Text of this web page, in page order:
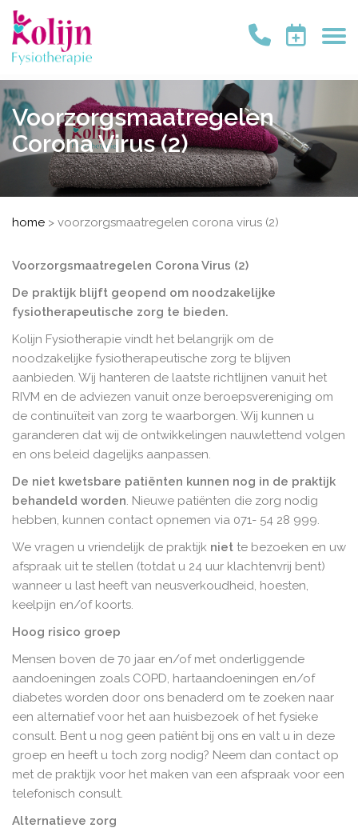
Voorzorgsmaatregelen
Corona Virus (2)
home > voorzorgsmaatregelen corona virus (2)
Voorzorgsmaatregelen Corona Virus (2)
De praktijk blijft geopend om noodzakelijke
fysiotherapeutische zorg te bieden.
Kolijn Fysiotherapie vindt het belangrijk om de
noodzakelijke fysiotherapeutische zorg te blijven
aanbieden. Wij hanteren de laatste richtlijnen vanuit het
RIVM en de adviezen vanuit onze beroepsvereniging om
de continuïteit van zorg te waarborgen. Wij kunnen u
garanderen dat wij de ontwikkelingen nauwlettend volgen
en ons beleid dagelijks aanpassen.
De niet kwetsbare patiënten kunnen nog in de praktijk
behandeld worden. Nieuwe patiënten die zorg nodig
hebben, kunnen contact opnemen via 071- 54 28 999.
We vragen u vriendelijk de praktijk niet te bezoeken en uw
afspraak uit te stellen (totdat u 24 uur klachtenvrij bent)
wanneer u last heeft van neusverkoudheid, hoesten,
keelpijn en/of koorts.
Hoog risico groep
Mensen boven de 70 jaar en/of met onderliggende
aandoeningen zoals COPD, hartaandoeningen en/of
diabetes worden door ons benaderd om te zoeken naar
een alternatief voor het aan huisbezoek of het fysieke
consult. Bent u nog geen patiënt bij ons en valt u in deze
groep en heeft u toch zorg nodig? Neem dan contact op
met de praktijk voor het maken van een afspraak voor een
telefonisch consult.
Alternatieve zorg